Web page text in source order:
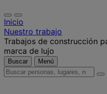
Inicio
Nuestro trabajo
Trabajos de construcción
marca de lujo
Buscar Menú
Buscar